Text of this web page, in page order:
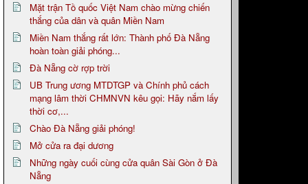
Mặt trận Tồ quốc Việt Nam chào mừng chiến
thắng của dân và quân Miền Nam
Miền Nam thắng rất lớn: Thành phố Đà Nẵng
hoàn toàn giải phóng...
Đà Nẵng cờ rợp trời
UB Trung ương MTDTGP và Chính phủ cách
mạng lâm thời CHMNVN kêu gọi: Hãy nắm lấy
thời cơ,...
Chào Đà Nẵng giải phóng!
Mở cửa ra đại dương
Những ngày cuối cùng cửa quân Sài Gòn ở Đà
Nẵng